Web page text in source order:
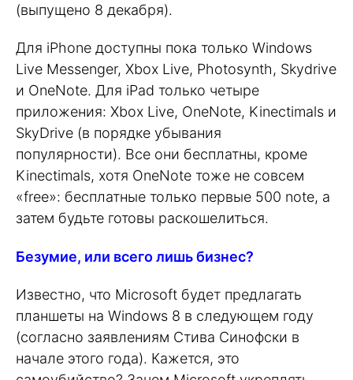
(выпущено 8 декабря).
Для iPhone доступны пока только Windows
Live Messenger, Xbox Live, Photosynth, Skydrive
и OneNote. Для iPad только четыре
приложения: Xbox Live, OneNote, Kinectimals и
SkyDrive (в порядке убывания
популярности). Все они бесплатны, кроме
Kinectimals, хотя OneNote тоже не совсем
«free»: бесплатные только первые 500 note, а
затем будьте готовы раскошелиться.
Безумие, или всего лишь бизнес?
Известно, что Microsoft будет предлагать
планшеты на Windows 8 в следующем году
(согласно заявлениям Стива Синофски в
начале этого года). Кажется, это